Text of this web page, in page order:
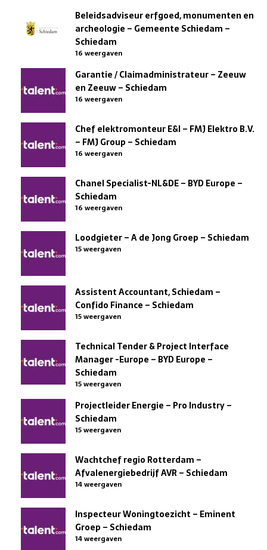
Beleidsadviseur erfgoed, monumenten en
archeologie – Gemeente Schiedam –
Schiedam
16 weergaven
Garantie / Claimadministrateur – Zeeuw
en Zeeuw – Schiedam
16 weergaven
Chef elektromonteur E&I – FMJ Elektro B.V.
– FMJ Group – Schiedam
16 weergaven
Chanel Specialist-NL&DE – BYD Europe –
Schiedam
16 weergaven
Loodgieter – A de Jong Groep – Schiedam
15 weergaven
Assistent Accountant, Schiedam –
Confido Finance – Schiedam
15 weergaven
Technical Tender & Project Interface
Manager -Europe – BYD Europe –
Schiedam
15 weergaven
Projectleider Energie – Pro Industry –
Schiedam
15 weergaven
Wachtchef regio Rotterdam –
Afvalenergiebedrijf AVR – Schiedam
14 weergaven
Inspecteur Woningtoezicht – Eminent
Groep – Schiedam
14 weergaven